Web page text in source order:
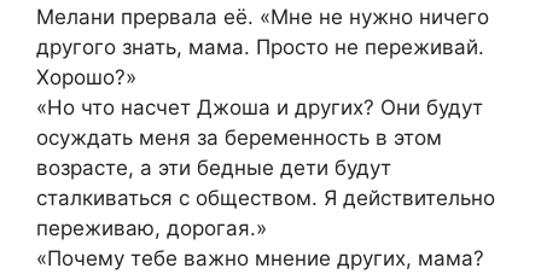
Мелани прервала её. «Мне не нужно ничего
другого знать, мама. Просто не переживай.
Хорошо?»
«Но что насчет Джоша и других? Они будут
осуждать меня за беременность в этом
возрасте, а эти бедные дети будут
сталкиваться с обществом. Я действительно
переживаю, дорогая.»
«Почему тебе важно мнение других, мама?